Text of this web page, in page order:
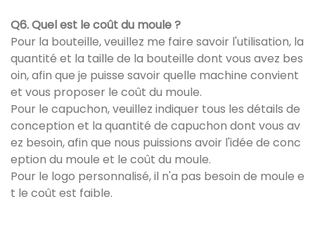
Q6. Quel est le coût du moule ?
Pour la bouteille, veuillez me faire savoir l'utilisation, la
quantité et la taille de la bouteille dont vous avez bes
oin, afin que je puisse savoir quelle machine convient
et vous proposer le coût du moule.
Pour le capuchon, veuillez indiquer tous les détails de
conception et la quantité de capuchon dont vous av
ez besoin, afin que nous puissions avoir l'idée de conc
eption du moule et le coût du moule.
Pour le logo personnalisé, il n'a pas besoin de moule e
t le coût est faible.